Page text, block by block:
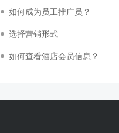
如何成为员工推广员？
选择营销形式
如何查看酒店会员信息？